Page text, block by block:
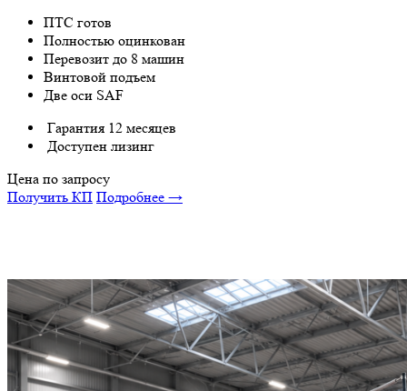
ПТС готов
Полностью оцинкован
Перевозит до 8 машин
Винтовой подъем
Две оси SAF
Гарантия 12 месяцев
Доступен лизинг
Цена по запросу
Получить КП Подробнее →